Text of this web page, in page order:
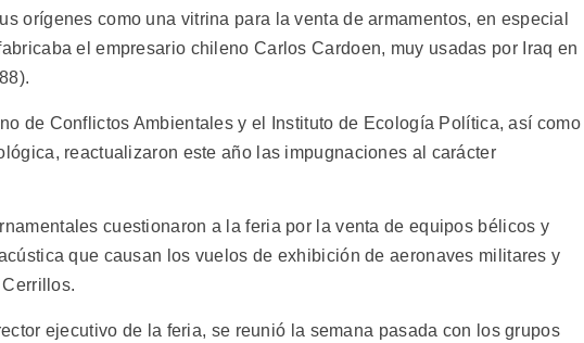
orígenes como una vitrina para la venta de armamentos, en especial
el empresario chileno Carlos Cardoen, muy usadas por Iraq en
de Conflictos Ambientales y el Instituto de Ecología Política, así como
reactualizaron este año las impugnaciones al carácter
cuestionaron a la feria por la venta de equipos bélicos y
que causan los vuelos de exhibición de aeronaves militares y
ejecutivo de la feria, se reunió la semana pasada con los grupos